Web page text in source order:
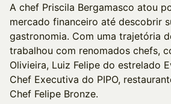
A chef Priscila Bergamasco atou
mercado financeiro até descobrir
gastronomia. Com uma trajetória
trabalhou com renomados chefs,
Olivieira, Luiz Felipe do estrelado
Chef Executiva do PIPO,
Chef Felipe Bronze.